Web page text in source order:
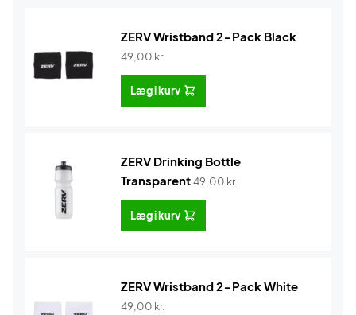
ZERV Wristband 2-Pack Black
49,00 kr.
Læg i kurv
ZERV Drinking Bottle
Transparent49,00 kr.
Læg i kurv
ZERV Wristband 2-Pack White
49,00 kr.